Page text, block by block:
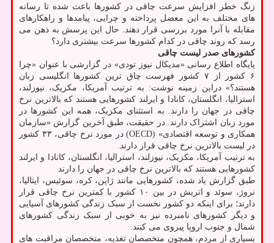
زنگ خطر افزایش سرعت چاقی در کشورها باعث شده تا رسانه
های مختلف به این معضل پرداخته و چرایی، پیامدها و راهکارهای
مقابله با آنرا مورد بررسی قرار دهند. حال این پرسش به ذهن می
رسد که روند چاقی در کدام کشورها سرعت بیشتری دارد؟
کشورهای صدر لیست چاقی
پایگاه اطلاع رسانی «مدیکال نیوز تودی» در گزارشی با عنوان «چرا
۶ کشور از ۷ کشور فهرست چاق ترین کشورها انگلیسی زبان
هستند؟» دراین زمینه نوشت: به ترتیب آمریکا، مکزیک، نیوزلند،
استرالیا، انگلستان، کانادا و ایرلند کشورهایی هستند که بالاترین نرخ
چاقی در جهان را دارند. به استثنای مکزیک، همه این کشورها در
مورد زبان اشتراک دارند. در حقیقت، طبق آخرین گزارش «سازمان
همکاری و توسعه اقتصادی» (OECD) در مورد نرخ چاقی، ۳۳ کشور
در لیست بالاترین نرخ چاقی قرار دارند.
به ترتیب آمریکا، مکزیک، نیوزلند، استرالیا، انگلستان، کانادا و ایرلند
کشورهایی هستند که بالاترین نرخ چاقی در جهان را دارند
طبق گزارش یاد شده، کشورهایی مانند ژاپن، کره، سوئیس، ایتالیا،
نروژ، سوئد و اتریش در بین ۱۰ کشور با کمترین نرخ چاقی قرار
دارند؛ برای اینکه دو کشور نخست از سبک زندگی کشورهای آسیایی
و دیگر کشورهای نامبرده نیز به خوبی از سبک زندگی کشورهای
شمال و جنوب اروپا پیروی می کنند.
بسیاری از مردم، همچون متخصصان تغذیه، متخصصان مراقبت های